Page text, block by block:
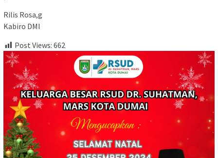
Rilis Rosa,g
Kabiro DMI
Post Views: 662